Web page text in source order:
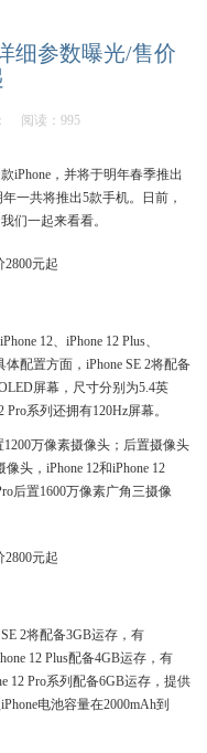
细参数曝光/售价
阅读：995
iPhone，并将于明年春季推出
一共将推出5款手机。日前，
们一起来看看。
12、iPhone 12 Plus、
体配置方面，iPhone SE 2将配备
屏幕，尺寸分别为5.4英
系列还拥有120Hz屏幕。
万像素摄像头；后置摄像头
头，iPhone 12和iPhone 12
后置1600万像素广角三摄像
2将配备3GB运存，有
12 Plus配备4GB运存，有
12 Pro系列配备6GB运存，提供
电池容量在2000mAh到